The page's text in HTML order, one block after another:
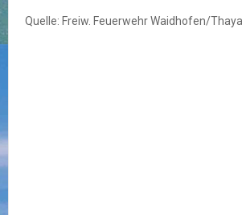
Quelle: Freiw. Feuerwehr Waidhofen/Thaya